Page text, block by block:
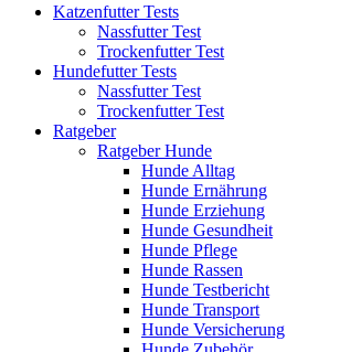
Katzenfutter Tests
Nassfutter Test
Trockenfutter Test
Hundefutter Tests
Nassfutter Test
Trockenfutter Test
Ratgeber
Ratgeber Hunde
Hunde Alltag
Hunde Ernährung
Hunde Erziehung
Hunde Gesundheit
Hunde Pflege
Hunde Rassen
Hunde Testbericht
Hunde Transport
Hunde Versicherung